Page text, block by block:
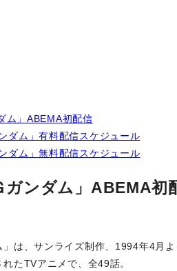
ム」ABEMA初配信
ダム」有料配信スケジュール
ダム」無料配信スケジュール
ガンダム」ABEMA初
」は、サンライズ制作、1994年4月
たTVアニメで、全49話。